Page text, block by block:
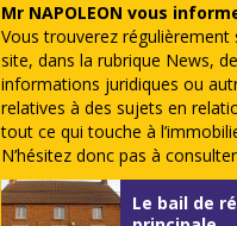
Mr NAPOLEON vous
Vous trouverez régulièrement
site, dans la rubrique News,
informations juridiques ou
relatives à des sujets en
tout ce qui touche à
N’hésitez donc pas à
Le bail de